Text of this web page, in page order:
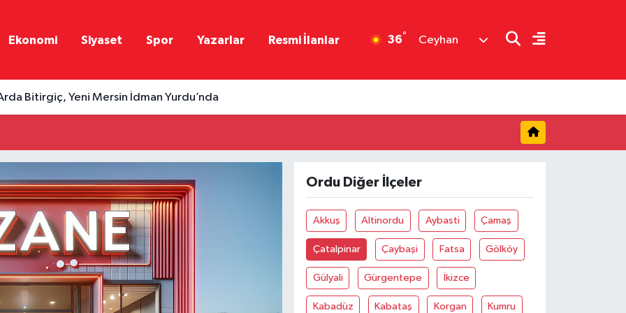
Ekonomi Siyaset Spor Yazarlar Resmi İlanlar 36° Ceyhan
Bitirgiç, Yeni Mersin İdman Yurdu’nda
Ordu Diğer İlçeler
Akkuş Altinordu Aybasti Çamaş
Çatalpinar Çaybaşi Fatsa Gölköy
Gülyali Gürgentepe İkizce
Kabadüz Kabataş Korgan Kumru